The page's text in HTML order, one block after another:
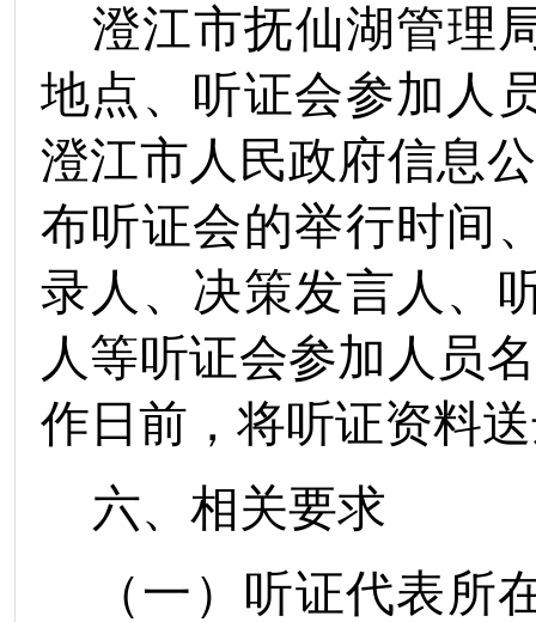
澄江市抚仙湖管理
地点、听证会参加人
澄江市人民政府信息
布听证会的举行时间
录人、决策发言人、
人等听证会参加人员
作日 前， 将听证资料
六、相关要求
（一）听证代表所